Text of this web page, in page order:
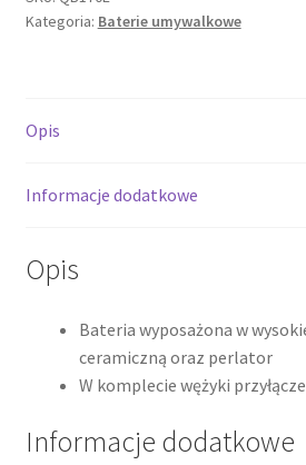
wysoka,
Kategoria: Baterie umywalkowe
Opis
Informacje dodatkowe
Opis
Bateria wyposażona w
ceramiczną oraz perlator
W komplecie wężyki
Informacje dodatkowe